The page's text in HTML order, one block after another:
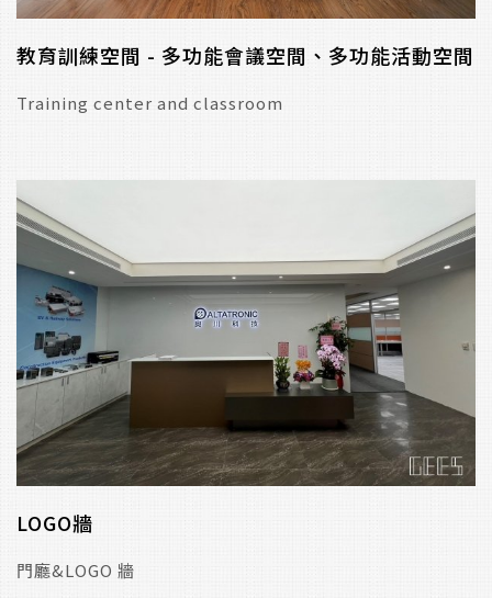
教育訓練空間 - 多功能會議空間、多功能活動空間
Training center and classroom
LOGO牆
門廳&LOGO 牆